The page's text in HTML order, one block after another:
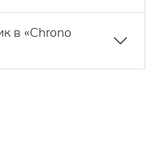
в «Chrono